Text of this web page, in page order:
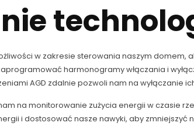
w zakresie sterowania naszym domem,
harmonogramy włączania i
AGD zdalnie pozwoli nam na wyłączanie
na monitorowanie zużycia energii w czasie
i dostosować nasze nawyki, aby